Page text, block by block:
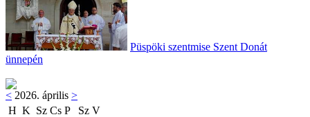
Püspöki szentmise Szent Donát
ünnepén
< 2026. április >
H K Sz Cs P Sz V